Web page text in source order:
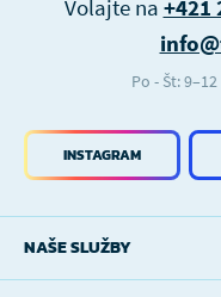
NAŠE SLUŽBY
INSTAGRAM
Volajte na +421
Po - Št: